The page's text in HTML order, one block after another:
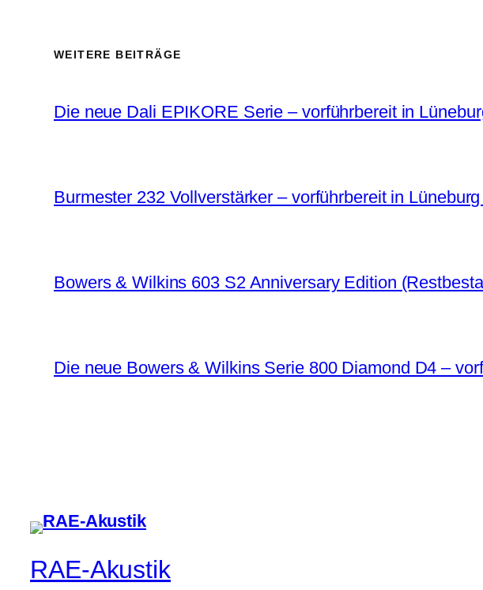
WEITERE BEITRÄGE
Die neue Dali EPIKORE Serie – vorführbereit in
Burmester 232 Vollverstärker – vorführbereit in Lüneburg
Bowers & Wilkins 603 S2 Anniversary Edition
Die neue Bowers & Wilkins Serie 800 Diamond D4 –
RAE-Akustik